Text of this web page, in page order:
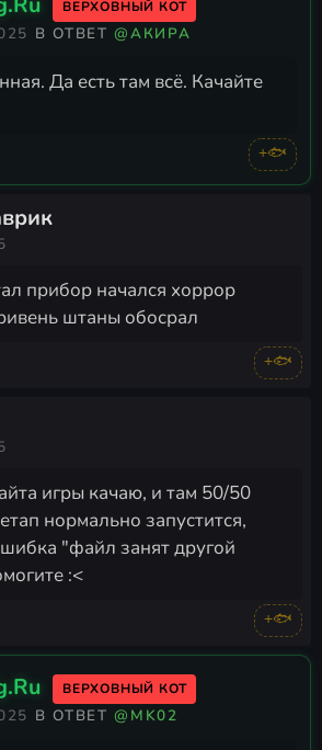
ВЕРХОВНЫЙ КОТ
В ОТВЕТ@АКИРА
Да есть там всё. Качайте
+🐟
прибор начался хоррор
штаны обосрал
+🐟
игры качаю, и там 50/50
нормально запустится,
"файл занят другой
:<
+🐟
ВЕРХОВНЫЙ КОТ
В ОТВЕТ@MK02